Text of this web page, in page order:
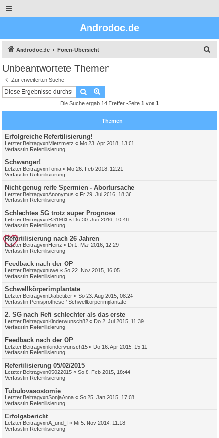
Androdoc.de
Androdoc.de Foren-Übersicht
Unbeantwortete Themen
Zur erweiterten Suche
Suche
Die Suche ergab 14 Treffer •Seite 1 von 1
Themen
Erfolgreiche Refertilisierung!
Letzter BeitragvonMietzmietz « Mo 23. Apr 2018, 13:01
Verfasstin Refertilisierung
Schwanger!
Letzter BeitragvonTonia « Mo 26. Feb 2018, 12:21
Verfasstin Refertilisierung
Nicht genug reife Spermien - Abortursache
Letzter BeitragvonAnonymus « Fr 29. Jul 2016, 18:36
Verfasstin Refertilisierung
Schlechtes SG trotz super Prognose
Letzter BeitragvonRS1983 « Do 30. Jun 2016, 10:48
Verfasstin Refertilisierung
Refertilisierung nach 26 Jahren
Letzter BeitragvonHeinz « Di 1. Mär 2016, 12:29
Verfasstin Refertilisierung
Feedback nach der OP
Letzter Beitragvonuwe « So 22. Nov 2015, 16:05
Verfasstin Refertilisierung
Schwellkörperimplantate
Letzter BeitragvonDiabetiker « So 23. Aug 2015, 08:24
Verfasstin Penisprothese / Schwellkörperimplantate
2. SG nach Refi schlechter als das erste
Letzter BeitragvonKinderwunsch82 « Do 2. Jul 2015, 11:39
Verfasstin Refertilisierung
Feedback nach der OP
Letzter Beitragvonkinderwunsch15 « Do 16. Apr 2015, 15:11
Verfasstin Refertilisierung
Refertilisierung 05/02/2015
Letzter Beitragvon05022015 « So 8. Feb 2015, 18:44
Verfasstin Refertilisierung
Tubulovasostomie
Letzter BeitragvonSonjaAnna « So 25. Jan 2015, 17:08
Verfasstin Refertilisierung
Erfolgsbericht
Letzter BeitragvonA_und_I « Mi 5. Nov 2014, 11:18
Verfasstin Refertilisierung